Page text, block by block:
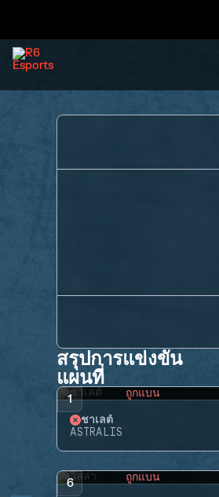
สรุปการแข่งขัน
แผนที่
1 ถูกแบน
ชาเลต์
ASTRALIS
6 ถูกแบน